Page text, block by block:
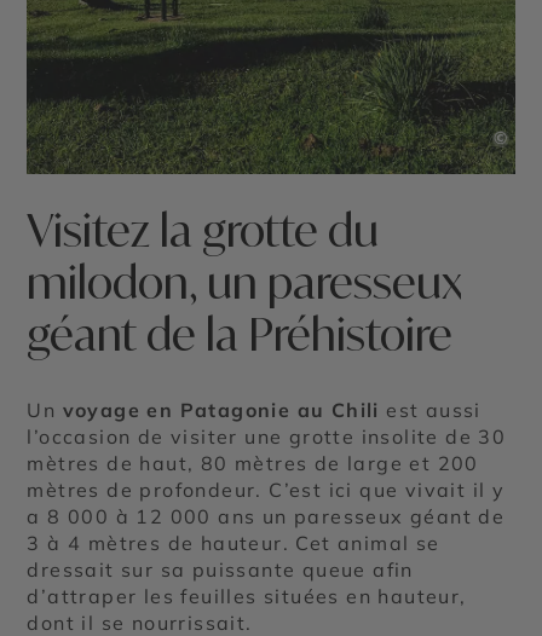
©
Visitez la grotte du
milodon, un paresseux
géant de la Préhistoire
Un voyage en Patagonie au Chili est aussi
l’occasion de visiter une grotte insolite de 30
mètres de haut, 80 mètres de large et 200
mètres de profondeur. C’est ici que vivait il y
a 8 000 à 12 000 ans un paresseux géant de
3 à 4 mètres de hauteur. Cet animal se
dressait sur sa puissante queue afin
d’attraper les feuilles situées en hauteur,
dont il se nourrissait.